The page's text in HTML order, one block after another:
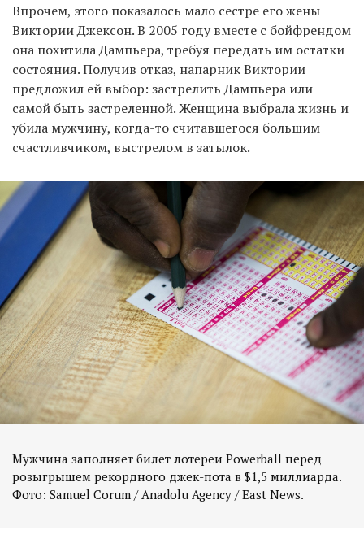
Впрочем, этого показалось мало сестре его жены
Виктории Джексон. В 2005 году вместе с бойфрендом
она похитила Дампьера, требуя передать им остатки
состояния. Получив отказ, напарник Виктории
предложил ей выбор: застрелить Дампьера или
самой быть застреленной. Женщина выбрала жизнь и
убила мужчину, когда-то считавшегося большим
счастливчиком, выстрелом в затылок.
Мужчина заполняет билет лотереи Powerball перед
розыгрышем рекордного джек-пота в $1,5 миллиарда.
Фото: Samuel Corum / Anadolu Agency / East News.